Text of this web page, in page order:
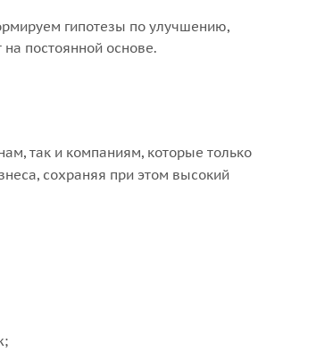
гипотезы по улучшению,
постоянной основе.
так и компаниям, которые только
сохраняя при этом высокий